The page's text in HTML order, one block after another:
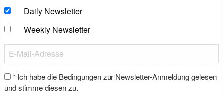
Daily Newsletter
Weekly Newsletter
* Ich habe die Bedingungen zur Newsletter-Anmeldung gelesen
und stimme diesen zu.